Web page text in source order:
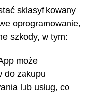
sklasyfikowany
oprogramowanie,
szkody, w tym:
może
do zakupu
lub usług, co